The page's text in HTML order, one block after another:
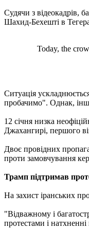
Судячи з відеокадрів,
Шахид-Бехешті в
Today, the
Ситуація
пробачимо". Однак,
12 січня низка
Джахангирі, першого
Двоє провідних
проти замовчування
Трамп підтримав
На захист іранських
"Відважному і
протестами і